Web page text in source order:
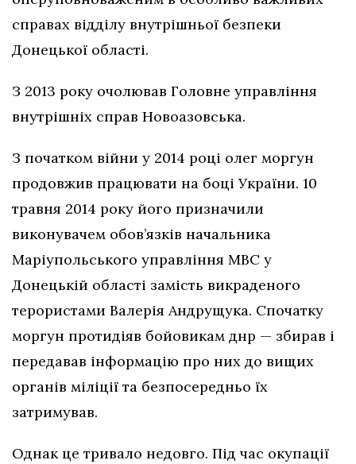
справах відділу внутрішньої безпеки
Донецької області.
З 2013 року очолював Головне управління
внутрішніх справ Новоазовська.
З початком війни у 2014 році олег моргун
продовжив працювати на боці України. 10
травня 2014 року його призначили
виконувачем обов’язків начальника
Маріупольського управління МВС у
Донецькій області замість викраденого
терористами Валерія Андрущука. Спочатку
моргун протидіяв бойовикам днр — збирав і
передавав інформацію про них до вищих
органів міліції та безпосередньо їх
затримував.
Однак це тривало недовго. Під час окупації